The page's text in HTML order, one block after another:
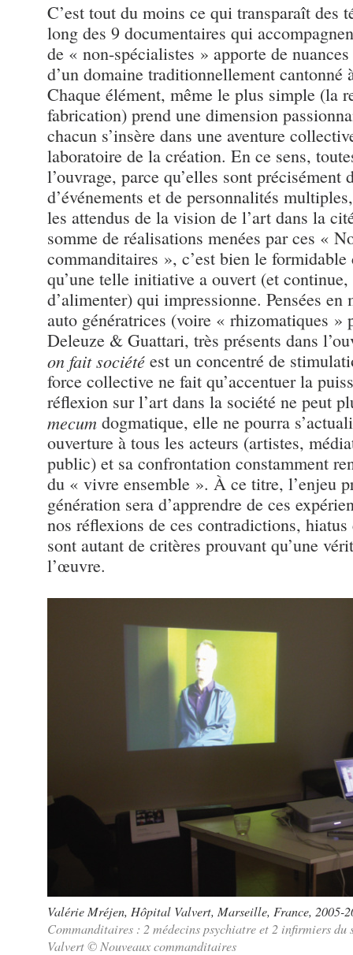
C’est tout du moins ce qui transparaît des
long des 9 documentaires qui
de « non-spécialistes » apporte de
d’un domaine traditionnellement cantonné
Chaque élément, même le plus simple (la
fabrication) prend une dimension
chacun s’insère dans une aventure
laboratoire de la création. En ce sens,
l’ouvrage, parce qu’elles sont précisément
d’événements et de personnalités
les attendus de la vision de l’art dans la
somme de réalisations menées par ces «
commanditaires », c’est bien le
qu’une telle initiative a ouvert (et
d’alimenter) qui impressionne. Pensées
auto génératrices (voire « rhizomatiques »
Deleuze & Guattari, très présents dans
on fait société est un concentré de
force collective ne fait qu’accentuer la
réflexion sur l’art dans la société ne peut
mecum dogmatique, elle ne pourra
ouverture à tous les acteurs (artistes,
public) et sa confrontation constamment
du « vivre ensemble ». À ce titre, l’enjeu
génération sera d’apprendre de ces
nos réflexions de ces contradictions,
sont autant de critères prouvant qu’une
l’œuvre.
Valérie Mréjen, Hôpital Valvert, Marseille, France, 2005-
Commanditaires : 2 médecins psychiatre et 2 infirmiers
Valvert © Nouveaux commanditaires